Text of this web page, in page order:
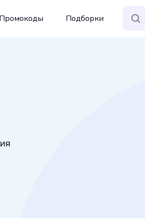
Промокоды Подборки